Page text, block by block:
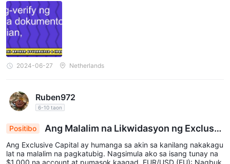
2024-06-27 Netherlands
Ruben972
6-10 taon
Positibo
Ang Malalim na Likwidasyon ng Exclusiv
e Capital ay Nakapagpapangganyak sa Isang Mag
andang Karanasan sa Pagtitingi nang Walang Aba
Ang Exclusive Capital ay humanga sa akin sa kanilang nakakagu
lat na malalim na pagkatubig. Nagsimula ako sa isang tunay na
$1,000 na account at pumasok kaagad. EUR/USD (EU): Nagbuk